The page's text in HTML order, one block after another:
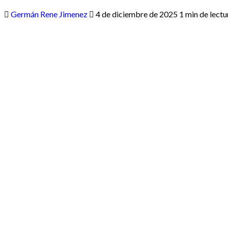
Germán Rene Jimenez 4 de diciembre de 2025 1 min de